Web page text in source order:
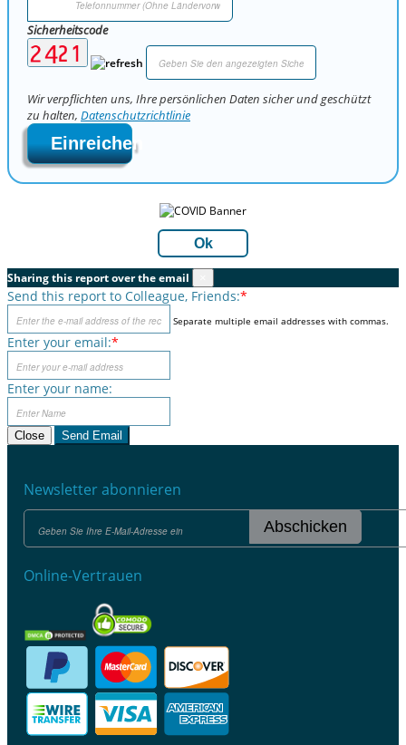
Sicherheitscode
Wir verpflichten uns, Ihre persönlichen Daten sicher und geschützt
zu halten, Datenschutzrichtlinie
Einreichen
Ok
Sharing this report over the email
Send this report to Colleague, Friends:*
Separate multiple email addresses with commas.
Enter your email:*
Enter your name:
Close Send Email
Newsletter abonnieren
Abschicken
Online-Vertrauen